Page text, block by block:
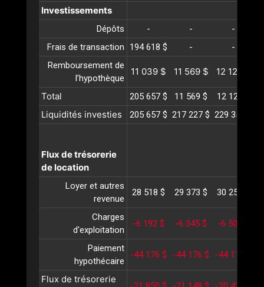
Investissements
Dépôts - -
-
Frais de transaction
194 618 $ -
-
Remboursement de
l’hypothèque
11 039 $ 11 569 $ 12 126 $
Total 205 657 $ 11 569 $ 12 126 $
Liquidités investies 205 657 $ 217 227 $ 229 353 $
Flux de trésorerie
de location
Loyer et autres
revenue
28 518 $ 29 373 $ 30 254 $
Charges
d'exploitation
-6 192 $ -6 345 $ -6 502 $
Paiement
hypothécaire
-44 176 $ -44 176 $ -44 176 $
Flux de trésorerie